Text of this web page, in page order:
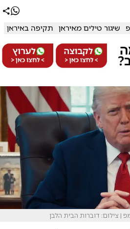
שיגור טילים מאיראן תקיפה באיראן
| צילום: דוברות הבית הלבן